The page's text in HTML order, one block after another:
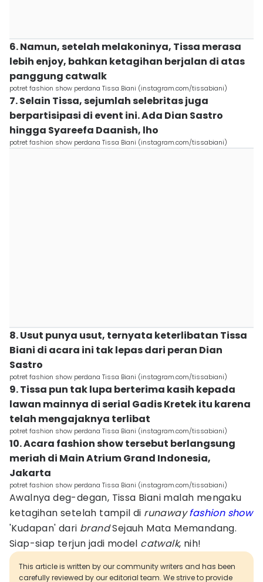
6. Namun, setelah melakoninya, Tissa merasa
lebih enjoy, bahkan ketagihan berjalan di atas
panggung catwalk
potret fashion show perdana Tissa Biani (instagram.com/tissabiani)
7. Selain Tissa, sejumlah selebritas juga
berpartisipasi di event ini. Ada Dian Sastro
hingga Syareefa Daanish, lho
potret fashion show perdana Tissa Biani (instagram.com/tissabiani)
8. Usut punya usut, ternyata keterlibatan Tissa
Biani di acara ini tak lepas dari peran Dian
Sastro
potret fashion show perdana Tissa Biani (instagram.com/tissabiani)
9. Tissa pun tak lupa berterima kasih kepada
lawan mainnya di serial Gadis Kretek itu karena
telah mengajaknya terlibat
potret fashion show perdana Tissa Biani (instagram.com/tissabiani)
10. Acara fashion show tersebut berlangsung
meriah di Main Atrium Grand Indonesia,
Jakarta
potret fashion show perdana Tissa Biani (instagram.com/tissabiani)
Awalnya deg-degan, Tissa Biani malah mengaku
ketagihan setelah tampil di runaway fashion show
'Kudapan' dari brandSejauh Mata Memandang.
Siap-siap terjun jadi model catwalk, nih!
This article is written by our community writers and has been
carefully reviewed by our editorial team. We strive to provide